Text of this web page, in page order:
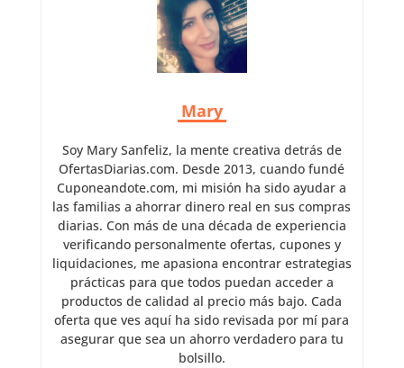
Mary
Soy Mary Sanfeliz, la mente creativa detrás de
OfertasDiarias.com. Desde 2013, cuando fundé
Cuponeandote.com, mi misión ha sido ayudar a
las familias a ahorrar dinero real en sus compras
diarias. Con más de una década de experiencia
verificando personalmente ofertas, cupones y
liquidaciones, me apasiona encontrar estrategias
prácticas para que todos puedan acceder a
productos de calidad al precio más bajo. Cada
oferta que ves aquí ha sido revisada por mí para
asegurar que sea un ahorro verdadero para tu
bolsillo.